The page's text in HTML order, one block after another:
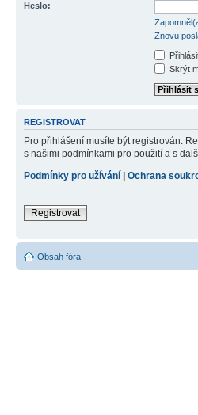
Heslo:
Znovu
Skrýt
REGISTROVAT
Pro přihlášení musíte být registrován.
s našimi podmínkami pro použití a s
Podmínky pro užívání | Ochrana
Registrovat
Obsah fóra